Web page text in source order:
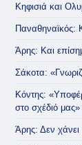
Κηφισιά και
Παναθηναϊκός:
Άρης: Και
Σάκοτα:
Κόντης:
στο σχέδιό μας»
Άρης: Δεν χάνει